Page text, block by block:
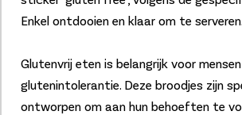
Enkel ontdooien en klaar om te serveren.
Glutenvrij eten is belangrijk voor
glutenintolerantie. Deze broodjes zijn
ontworpen om aan hun behoeften te